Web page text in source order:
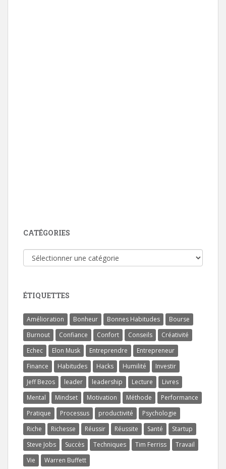
CATÉGORIES
Catégories
ÉTIQUETTES
Amélioration Bonheur Bonnes Habitudes
Bourse
Burnout
Confiance Confort Conseils
Créativité
Echec
Elon Musk Entreprendre
Entrepreneur
Finance
Habitudes Hacks Humilité
Investir
Jeff Bezos
leader leadership Lecture
Livres
Mental
Mindset Motivation Méthode
Performance
Pratique
Processus productivité
Psychologie
Riche
Richesse Réussir Réussite Santé
Startup
Steve Jobs
Succès Techniques Tim Ferriss
Travail
Vie
Warren Buffett